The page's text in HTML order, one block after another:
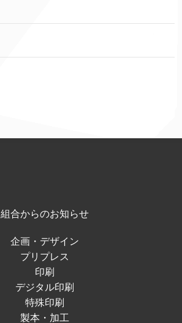
組合からのお知らせ
企画・デザイン
プリプレス
印刷
デジタル印刷
特殊印刷
製本・加工